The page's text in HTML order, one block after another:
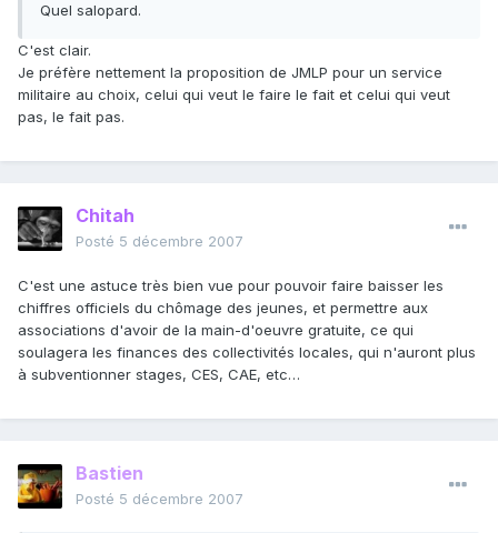
Quel salopard.
C'est clair.
Je préfère nettement la proposition de JMLP pour un service
militaire au choix, celui qui veut le faire le fait et celui qui veut
pas, le fait pas.
Chitah
Posté 5 décembre 2007
C'est une astuce très bien vue pour pouvoir faire baisser les
chiffres officiels du chômage des jeunes, et permettre aux
associations d'avoir de la main-d'oeuvre gratuite, ce qui
soulagera les finances des collectivités locales, qui n'auront plus
à subventionner stages, CES, CAE, etc…
Bastien
Posté 5 décembre 2007